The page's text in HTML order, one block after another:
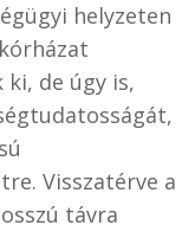
helyzeten
de úgy is,
Visszatérve a
távra